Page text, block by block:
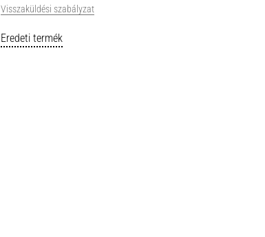
Visszaküldési szabályzat
Eredeti termék